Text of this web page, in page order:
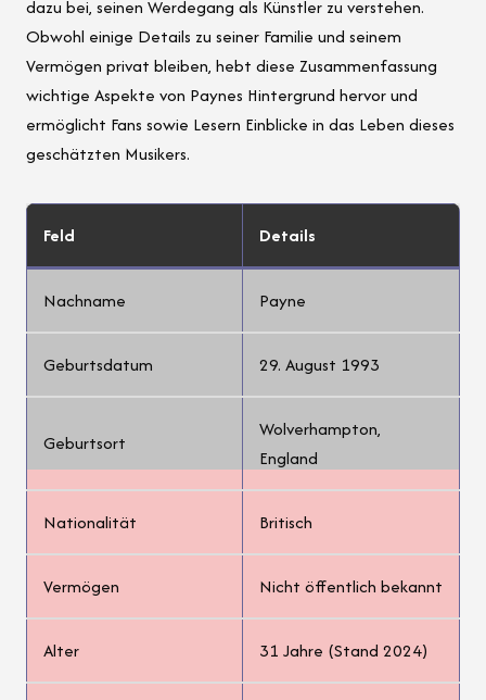
dazu bei, seinen Werdegang als Künstler zu verstehen.
Obwohl einige Details zu seiner Familie und seinem
Vermögen privat bleiben, hebt diese Zusammenfassung
wichtige Aspekte von Paynes Hintergrund hervor und
ermöglicht Fans sowie Lesern Einblicke in das Leben dieses
geschätzten Musikers.
Feld Details
Nachname Payne
Geburtsdatum 29. August 1993
Geburtsort
Wolverhampton,
England
Nationalität Britisch
Vermögen Nicht öffentlich bekannt
Alter 31 Jahre (Stand 2024)